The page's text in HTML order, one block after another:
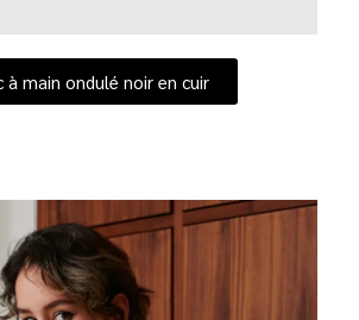
à main ondulé noir en cuir